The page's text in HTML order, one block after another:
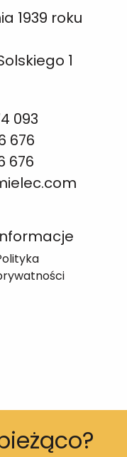
1939 roku
1
093
676
676